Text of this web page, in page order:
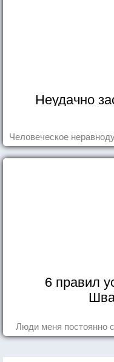
Неудачно
Человеческое
6 правил
Люди меня постоянно